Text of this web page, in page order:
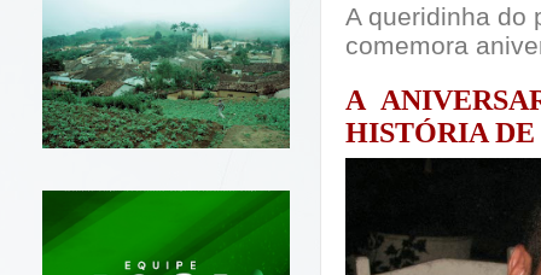
A queridinha do
comemora
A
HISTÓRIA